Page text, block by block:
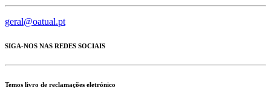
geral@oatual.pt
SIGA-NOS NAS REDES SOCIAIS
Temos livro de reclamações eletrónico